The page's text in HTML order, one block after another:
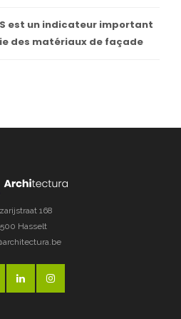
est un indicateur important
des matériaux de façade
168
Hasselt